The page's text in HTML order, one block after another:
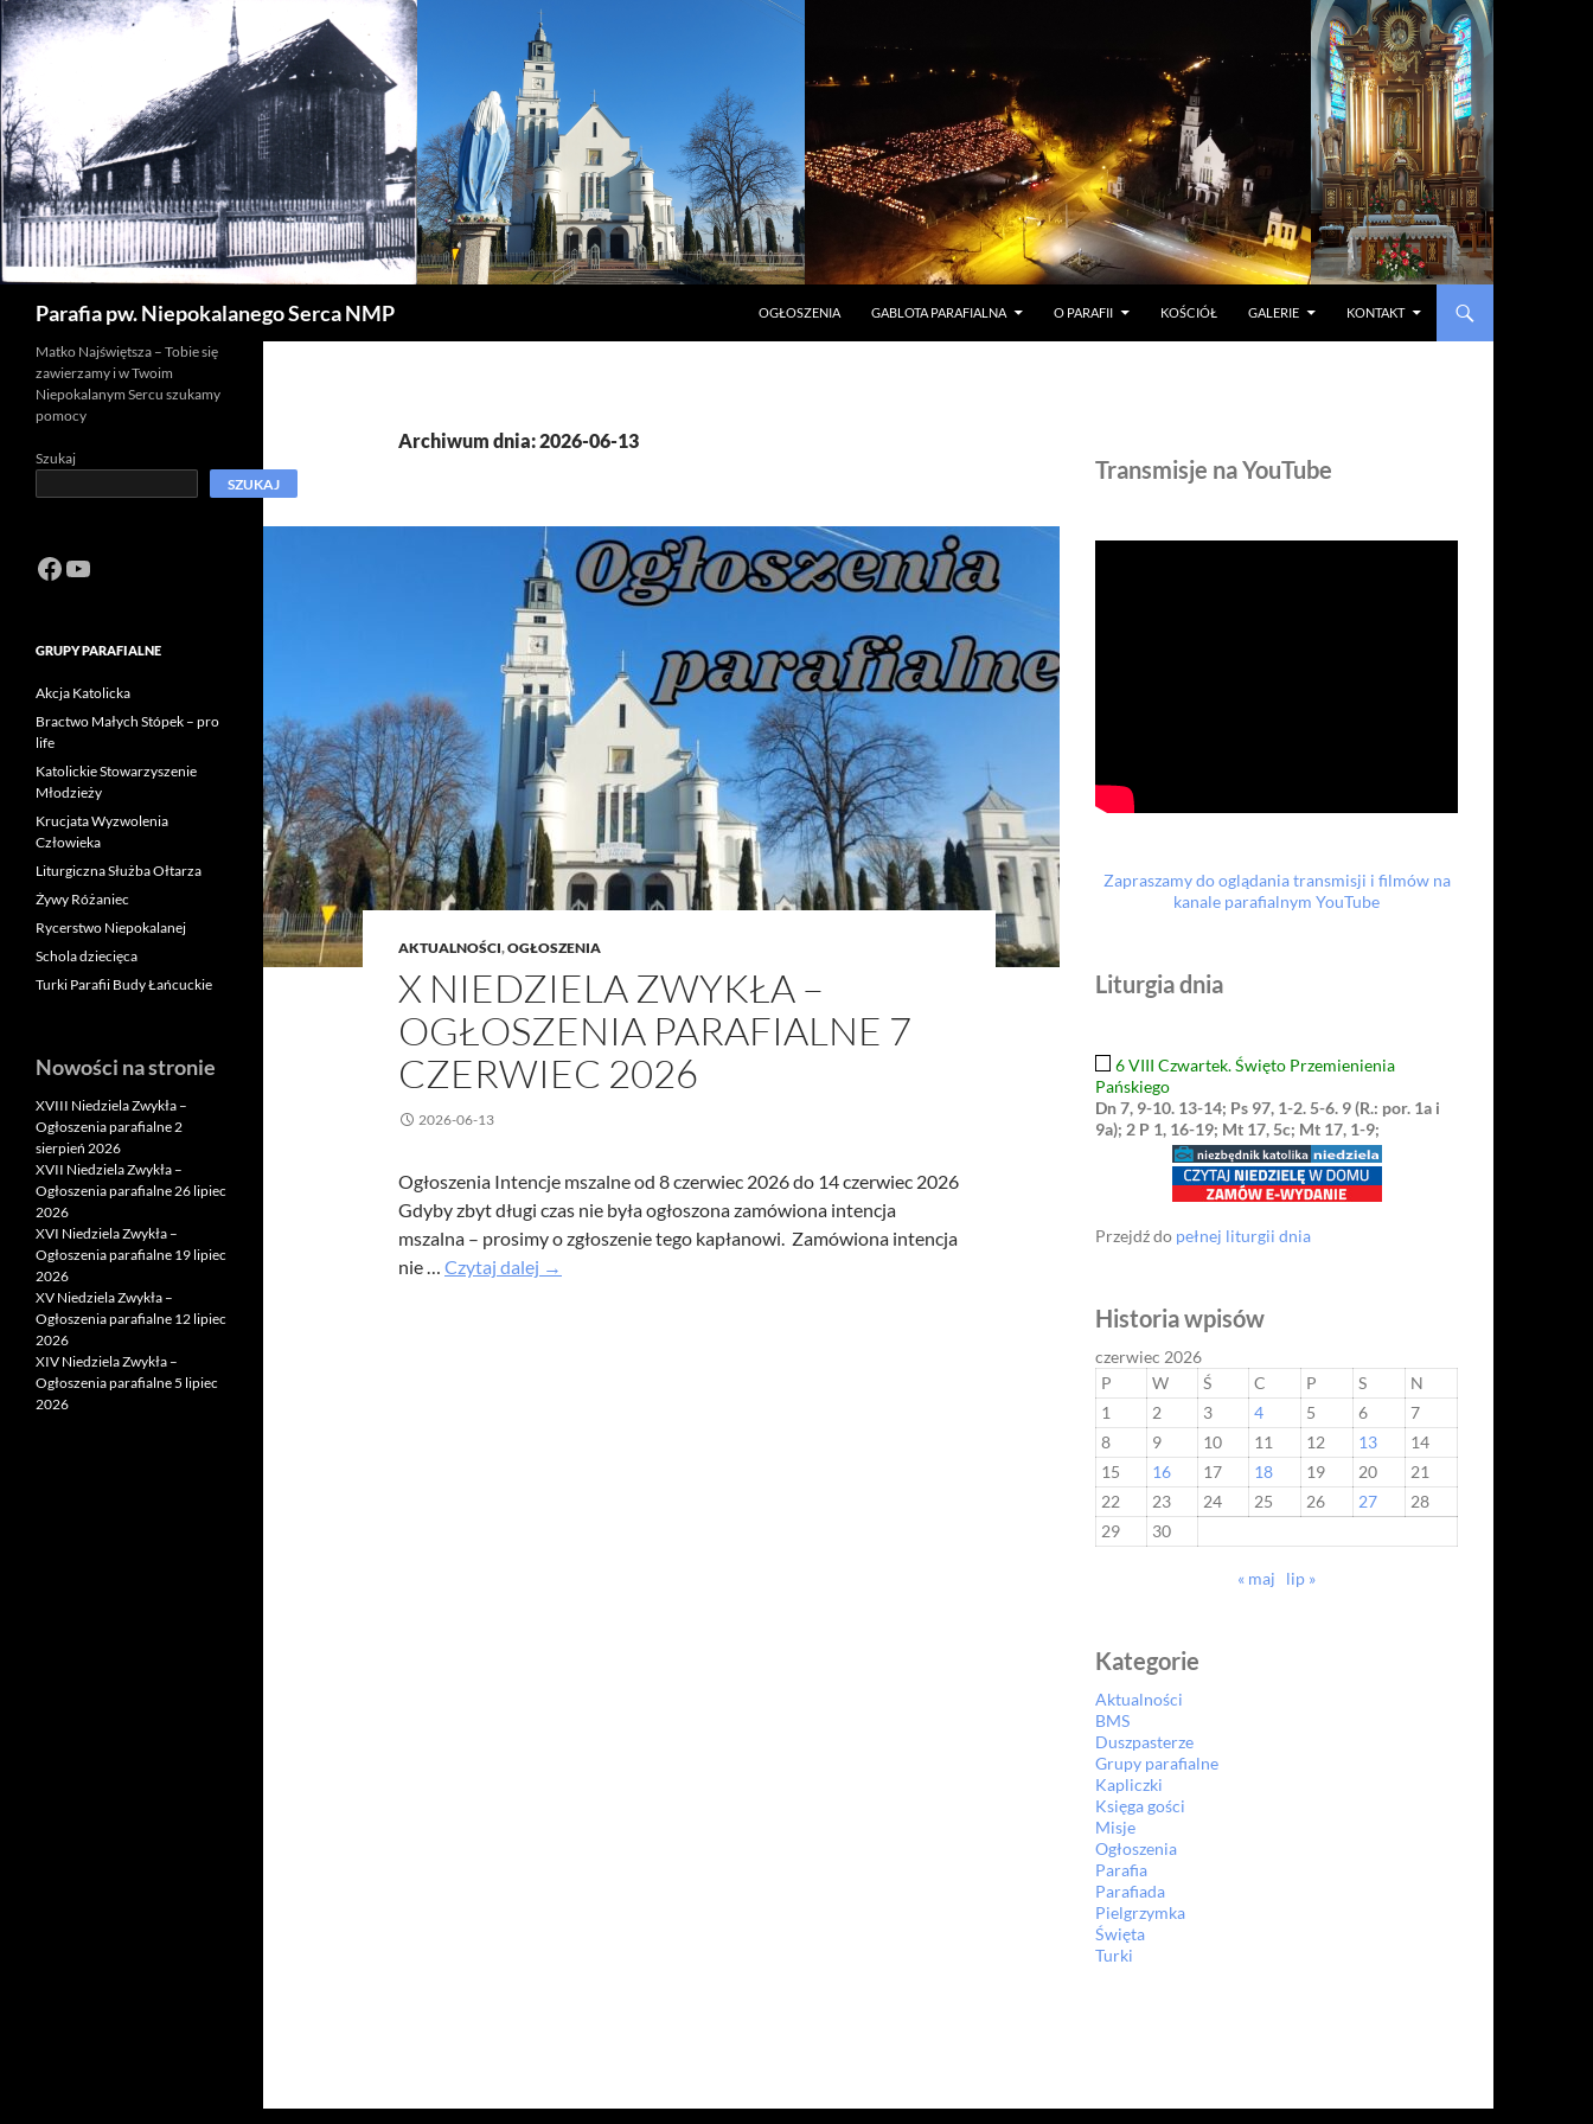
Parafia pw. Niepokalanego Serca NMP
OGŁOSZENIA
GABLOTA PARAFIALNA O PARAFII KOŚCIÓŁ GALERIE KONTAKT
Archiwum dnia: 2026-06-13
AKTUALNOŚCI,OGŁOSZENIA
X NIEDZIELA ZWYKŁA –
OGŁOSZENIA PARAFIALNE 7
CZERWIEC 2026
2026-06-13
Ogłoszenia Intencje mszalne od 8 czerwiec 2026 do 14 czerwiec 2026
Gdyby zbyt długi czas nie była ogłoszona zamówiona intencja
mszalna – prosimy o zgłoszenie tego kapłanowi. Zamówiona intencja
nie … Czytaj dalej X
→
Transmisje na YouTube
Zapraszamy do oglądania transmisji i filmów na
kanale parafialnym YouTube
Liturgia dnia
6 VIII Czwartek. Święto Przemienienia
Pańskiego
Dn 7, 9-10. 13-14; Ps 97, 1-2. 5-6. 9 (R.: por. 1a i
9a); 2 P 1, 16-19; Mt 17, 5c; Mt 17, 1-9;
Przejdź do pełnej liturgii dnia
Historia wpisów
czerwiec 2026
P
W Ś C P S
N
1
2 3 4 5 6
7
8
9 10 11 12 13
14
15
16 17 18 19 20
21
22
23 24 25 26 27
28
29
30
« maj lip »
Kategorie
Aktualności
BMS
Duszpasterze
Grupy parafialne
Kapliczki
Księga gości
Misje
Ogłoszenia
Parafia
Parafiada
Pielgrzymka
Święta
Turki
Matko Najświętsza – Tobie się
zawierzamy i w Twoim
Niepokalanym Sercu szukamy
pomocy
Szukaj
SZUKAJ
Facebook
https://www.youtube.com/channel/UCeN8ciSo_a79igwmwNXx2qw
GRUPY PARAFIALNE
Akcja Katolicka
Bractwo Małych Stópek – pro
life
Katolickie Stowarzyszenie
Młodzieży
Krucjata Wyzwolenia
Człowieka
Liturgiczna Służba Ołtarza
Żywy Różaniec
Rycerstwo Niepokalanej
Schola dziecięca
Turki Parafii Budy Łańcuckie
Nowości na stronie
XVIII Niedziela Zwykła –
Ogłoszenia parafialne 2
sierpień 2026
XVII Niedziela Zwykła –
Ogłoszenia parafialne 26 lipiec
2026
XVI Niedziela Zwykła –
Ogłoszenia parafialne 19 lipiec
2026
XV Niedziela Zwykła –
Ogłoszenia parafialne 12 lipiec
2026
XIV Niedziela Zwykła –
Ogłoszenia parafialne 5 lipiec
2026